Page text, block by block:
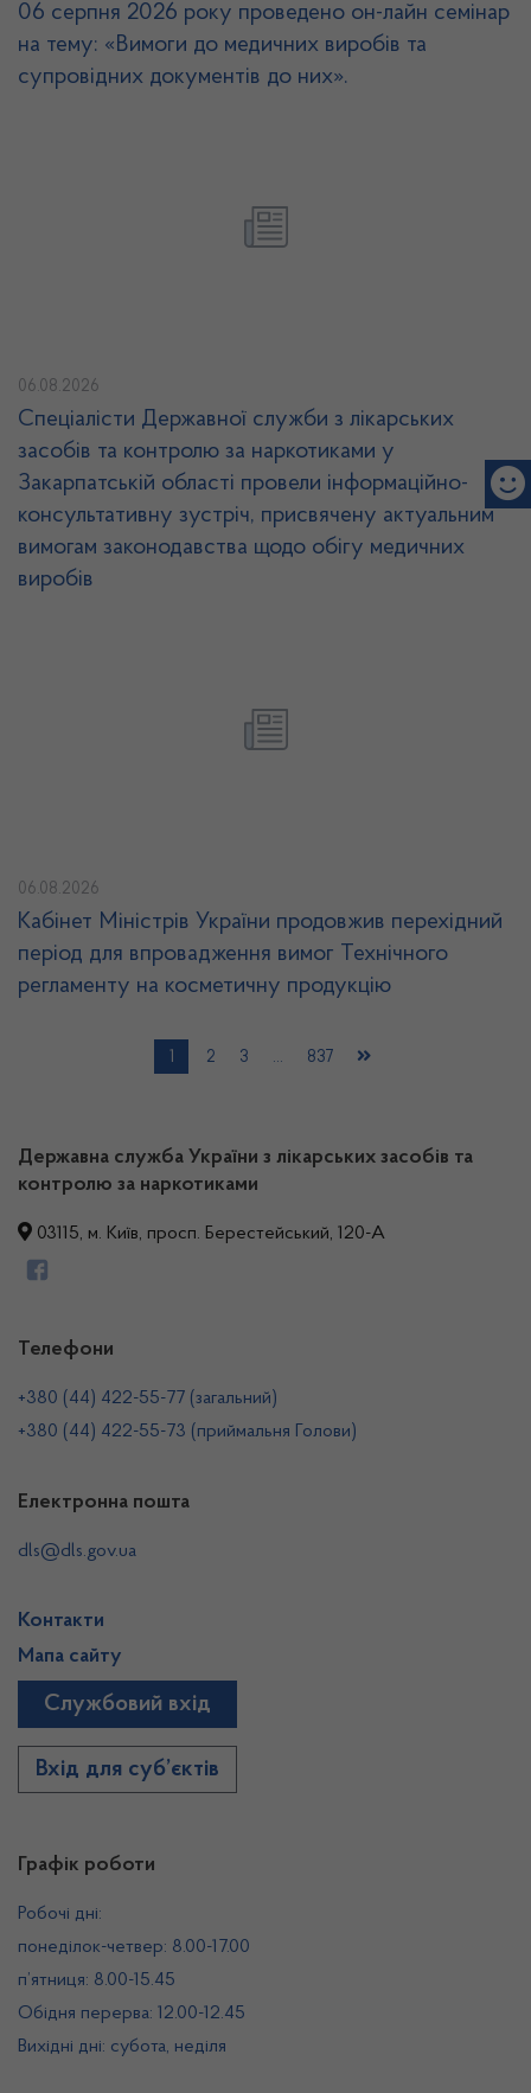
06 серпня 2026 року проведено он-лайн семінар
на тему: «Вимоги до медичних виробів та
супровідних документів до них».
06.08.2026
Спеціалісти Державної служби з лікарських
засобів та контролю за наркотиками у
Закарпатській області провели інформаційно-
консультативну зустріч, присвячену актуальним
вимогам законодавства щодо обігу медичних
виробів
06.08.2026
Кабінет Міністрів України продовжив перехідний
період для впровадження вимог Технічного
регламенту на косметичну продукцію
2 3 … 837
Державна служба України з лікарських засобів та
контролю за наркотиками
03115, м. Київ, просп. Берестейський, 120-А
Графік роботи
Робочі дні:
понеділок-четвер: 8.00-17.00
п’ятниця: 8.00-15.45
Обідня перерва: 12.00-12.45
Вихідні дні: субота, неділя
Телефони
+380 (44) 422-55-77 (загальний)
+380 (44) 422-55-73 (приймальня Голови)
Електронна пошта
dls@dls.gov.ua
Контакти
Мапа сайту
Службовий вхід
Вхід для суб’єктів